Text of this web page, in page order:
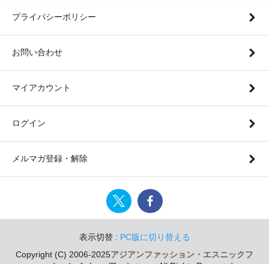
プライバシーポリシー
お問い合わせ
マイアカウント
ログイン
メルマガ登録・解除
表示切替 : PC版に切り替える
Copyright (C) 2006-2025アジアンファッション・エスニックフ